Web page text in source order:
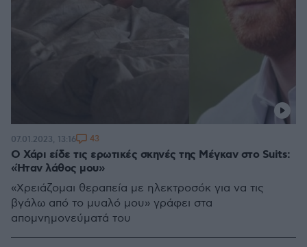
Ο Χάρι είδε τις ερωτικές σκηνές της Μέγκαν στο Suits:
«Ήταν λάθος μου»
«Χρειάζομαι θεραπεία με ηλεκτροσόκ για να τις
βγάλω από το μυαλό μου» γράφει στα
απομνημονεύματά του
07.01.2023, 13:16 43